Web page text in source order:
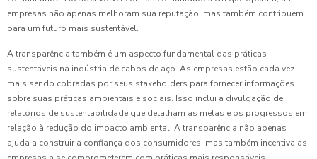
empresas não apenas melhoram sua reputação, mas também contribuem
para um futuro mais sustentável.
A transparência também é um aspecto fundamental das práticas
sustentáveis na indústria de cabos de aço. As empresas estão cada vez
mais sendo cobradas por seus stakeholders para fornecer informações
sobre suas práticas ambientais e sociais. Isso inclui a divulgação de
relatórios de sustentabilidade que detalham as metas e os progressos em
relação à redução do impacto ambiental. A transparência não apenas
ajuda a construir a confiança dos consumidores, mas também incentiva as